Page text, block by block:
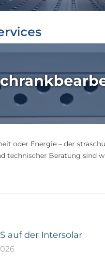
oder Energie – der
technischer Beratung sind
auf der Intersolar